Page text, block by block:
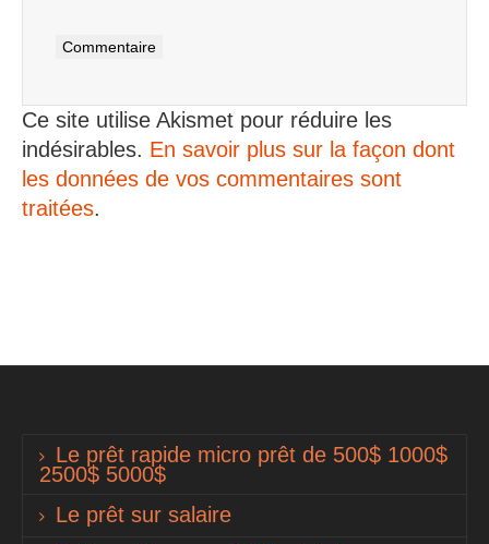
Ce site utilise Akismet pour réduire les
indésirables. En savoir plus sur la façon dont
les données de vos commentaires sont
traitées.
Le prêt rapide micro prêt de 500$ 1000$
2500$ 5000$
Le prêt sur salaire